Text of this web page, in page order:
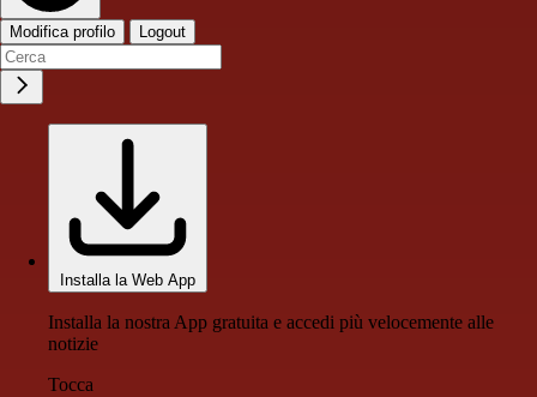
Modifica profilo Logout
Installa la Web App
Installa la nostra App gratuita e accedi più velocemente alle
notizie
Tocca